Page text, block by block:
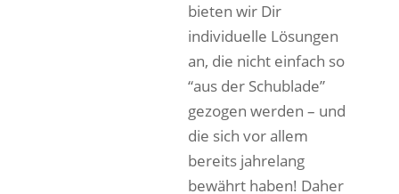
bieten wir Dir
individuelle Lösungen
an, die nicht einfach so
“aus der Schublade”
gezogen werden – und
die sich vor allem
bereits jahrelang
bewährt haben! Daher